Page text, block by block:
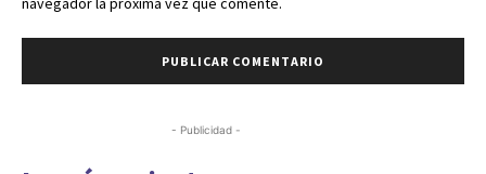
- Publicidad -